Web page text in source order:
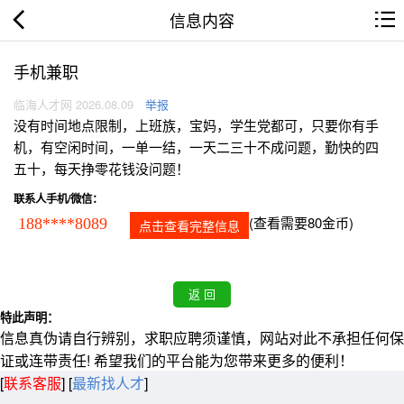
信息内容
手机兼职
临海人才网 2026.08.09 举报
没有时间地点限制，上班族，宝妈，学生党都可，只要你有手
机，有空闲时间，一单一结，一天二三十不成问题，勤快的四
五十，每天挣零花钱没问题！
联系人手机/微信：
188****8089 点击查看完整信息 (查看需要80金币)
特此声明：
信息真伪请自行辨别，求职应聘须谨慎，网站对此不承担任何保
证或连带责任! 希望我们的平台能为您带来更多的便利！
[联系客服] [最新找人才]